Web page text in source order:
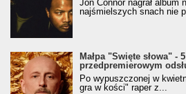
Jon Connor nagrał album
najśmielszych snach nie
Małpa "Święte słowa" -
przedpremierowym
Po wypuszczonej w
gra w kości" raper z...